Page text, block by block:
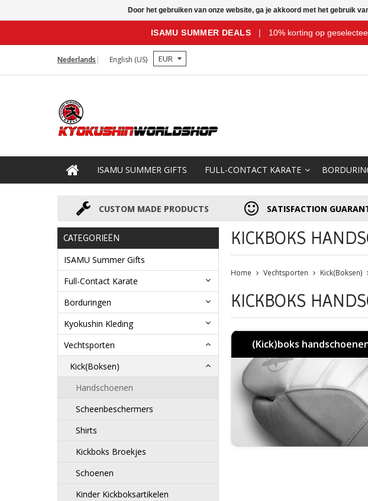
ISAMU SUMMER DEALS | 10% korting op
Nederlands English (US) EUR
ISAMU SUMMER GIFTS FULL-CONTACT KARATE
CUSTOM MADE PRODUCTS SATISFACTION
CATEGORIEËN
ISAMU Summer Gifts
Full-Contact Karate
Borduringen
Kyokushin Kleding
Vechtsporten
Kick(Boksen)
Handschoenen
Scheenbeschermers
Shirts
Kickboks Broekjes
Schoenen
Kinder Kickboksartikelen
KICKBOKS
Home Vechtsporten Kick(Boksen)
KICKBOKS
(Kick)boks
Door het gebruiken van onze website, ga je akkoord met het gebruik